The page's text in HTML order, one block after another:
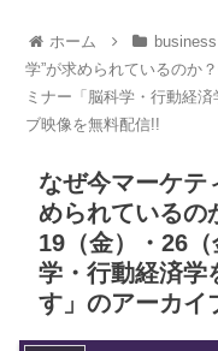
ホーム business
学”が求められているのか
ミナー「脳科学・行動経
ブ映像を無料配信!!
なぜ今マーケテ
められているの
19（金）・26
学・行動経済学
す」のアーカイ